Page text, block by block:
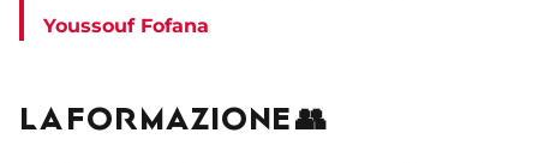
Youssouf Fofana
LA FORMAZIONE 👥